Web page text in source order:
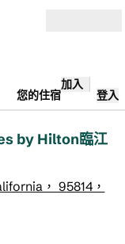
您的住宿
加入
登入
by Hilton臨江
， 95814，